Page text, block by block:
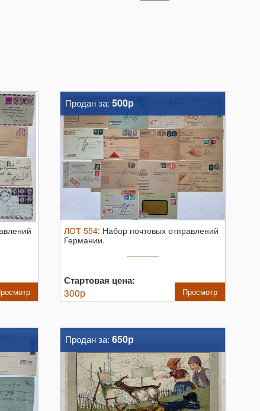
Продан за: 500р
ЛОТ 554: Набор почтовых отправлений
Германии.
Стартовая цена:
300р Просмотр
Продан за: 650р